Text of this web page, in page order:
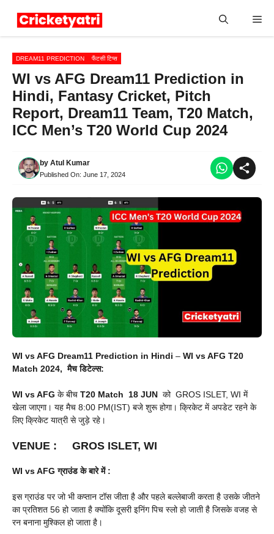
DREAM11 PREDICTION फैंटसी टिप्स
WI vs AFG Dream11 Prediction in
Hindi, Fantasy Cricket, Pitch
Report, Dream11 Team, T20 Match,
ICC Men’s T20 World Cup 2024
by Atul Kumar
Published On: June 17, 2024
WI vs AFG Dream11 Prediction in Hindi – WI vs AFG T20
Match 2024, मैच डिटेल्स:
WI vs AFG के बीच T20 Match 18 JUN को GROS ISLET, WI में
खेला जाएगा। यह मैच 8:00 PM(IST) बजे शुरू होगा। क्रिकेट में अपडेट रहने के
लिए क्रिकेट यात्री से जुड़े रहे।
VENUE : GROS ISLET, WI
WI vs AFGग्राउंड के बारे में :
इस ग्राउंड पर जो भी कप्तान टॉस जीता है और पहले बल्लेबाजी करता है उसके जीतने
का प्रतिशत 56 हो जाता है क्योंकि दूसरी इनिंग पिच स्लो हो जाती है जिसके वजह से
रन बनाना मुश्किल हो जाता है।